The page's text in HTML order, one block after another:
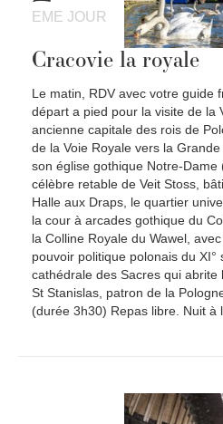
EME JOUR
Cracovie la royale
Le matin, RDV avec votre guide
départ a pied pour la visite de la
ancienne capitale des rois de
de la Voie Royale vers la
son église gothique Notre-
célèbre retable de Veit Stoss,
Halle aux Draps, le quartier
la cour à arcades gothique du
la Colline Royale du Wawel,
pouvoir politique polonais du XI°
cathédrale des Sacres qui abrite
St Stanislas, patron de la
(durée 3h30) Repas libre. Nuit à